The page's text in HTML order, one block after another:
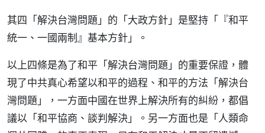
其四「解決台灣問題」的「大政方針」是堅持「『和平
統一、一國兩制』基本方針」。
以上四條是為了和平「解決台灣問題」的重要保證，體
現了中共真心希望以和平的過程、和平的方法「解決台
灣問題」，一方面中國在世界上解決所有的糾紛，都倡
議以「和平協商、談判解決」。另一方面也是「人類命